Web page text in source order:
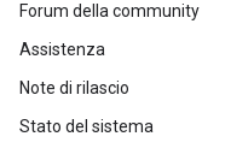
Forum della community
Assistenza
Note di rilascio
Stato del sistema